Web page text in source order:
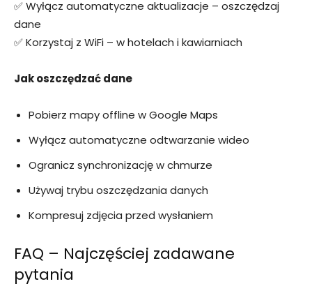
✅ Wyłącz automatyczne aktualizacje – oszczędzaj
dane
✅ Korzystaj z WiFi – w hotelach i kawiarniach
Jak oszczędzać dane
Pobierz mapy offline w Google Maps
Wyłącz automatyczne odtwarzanie wideo
Ogranicz synchronizację w chmurze
Używaj trybu oszczędzania danych
Kompresuj zdjęcia przed wysłaniem
FAQ – Najczęściej zadawane
pytania